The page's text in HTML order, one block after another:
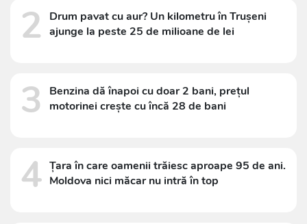
2
Drum pavat cu aur? Un kilometru în Trușeni
ajunge la peste 25 de milioane de lei
3
Benzina dă înapoi cu doar 2 bani, prețul
motorinei crește cu încă 28 de bani
4 Țara în care oamenii trăiesc aproape 95 de ani.
Moldova nici măcar nu intră în top